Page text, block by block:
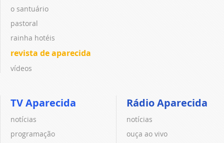
o santuário
pastoral
rainha hotéis
revista de aparecida
vídeos
TV Aparecida
notícias
programação
Rádio Aparecida
notícias
ouça ao vivo